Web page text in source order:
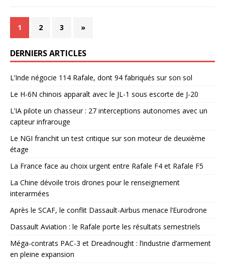
1 2 3 »
DERNIERS ARTICLES
L’Inde négocie 114 Rafale, dont 94 fabriqués sur son sol
Le H-6N chinois apparaît avec le JL-1 sous escorte de J-20
L’IA pilote un chasseur : 27 interceptions autonomes avec un
capteur infrarouge
Le NGI franchit un test critique sur son moteur de deuxième
étage
La France face au choix urgent entre Rafale F4 et Rafale F5
La Chine dévoile trois drones pour le renseignement
interarmées
Après le SCAF, le conflit Dassault-Airbus menace l’Eurodrone
Dassault Aviation : le Rafale porte les résultats semestriels
Méga-contrats PAC-3 et Dreadnought : l’industrie d’armement
en pleine expansion